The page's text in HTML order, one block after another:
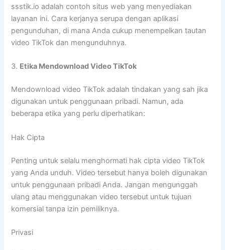
ssstik.io adalah contoh situs web yang menyediakan
layanan ini. Cara kerjanya serupa dengan aplikasi
pengunduhan, di mana Anda cukup menempelkan tautan
video TikTok dan mengunduhnya.
3. Etika Mendownload Video TikTok
Mendownload video TikTok adalah tindakan yang sah jika
digunakan untuk penggunaan pribadi. Namun, ada
beberapa etika yang perlu diperhatikan:
Hak Cipta
Penting untuk selalu menghormati hak cipta video TikTok
yang Anda unduh. Video tersebut hanya boleh digunakan
untuk penggunaan pribadi Anda. Jangan mengunggah
ulang atau menggunakan video tersebut untuk tujuan
komersial tanpa izin pemiliknya.
Privasi